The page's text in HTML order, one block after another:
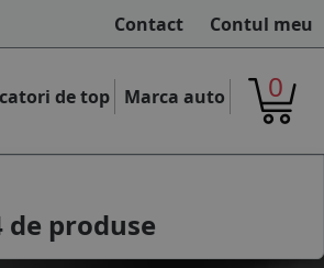
Contact Contul meu
de top Marca auto 0
de produse